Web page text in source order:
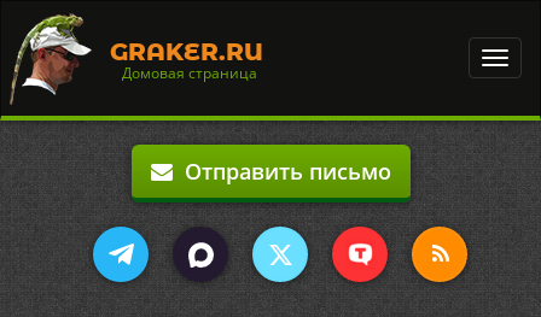
GRAKER.RU
Домовая страница
Отправить письмо